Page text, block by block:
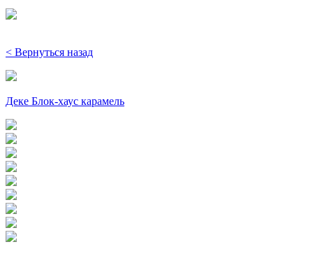
< Вернуться назад
Деке Блок-хаус карамель